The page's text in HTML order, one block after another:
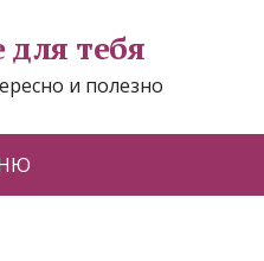
для тебя
и полезно